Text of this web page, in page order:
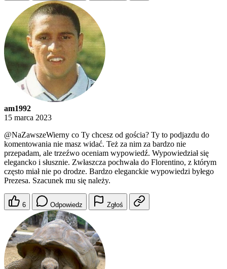
am1992
15 marca 2023
@NaZawszeWierny co Ty chcesz od gościa? Ty to podjazdu do
komentowania nie masz widać. Też za nim za bardzo nie
przepadam, ale trzeźwo oceniam wypowiedź. Wypowiedział się
elegancko i słusznie. Zwłaszcza pochwała do Florentino, z którym
często miał nie po drodze. Bardzo eleganckie wypowiedzi byłego
Prezesa. Szacunek mu się należy.
6 Odpowiedz Zgłoś